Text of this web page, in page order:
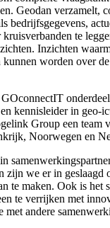
Geodan verzamelt,
bedrijfsgegevens,
te
Inzichten
kunnen worden over
GOconnectIT
kennisleider in geo-
Group een team
Noorwegen en
zijn we er in geslaagd
te maken. Ook is het
te verrijken met
met andere